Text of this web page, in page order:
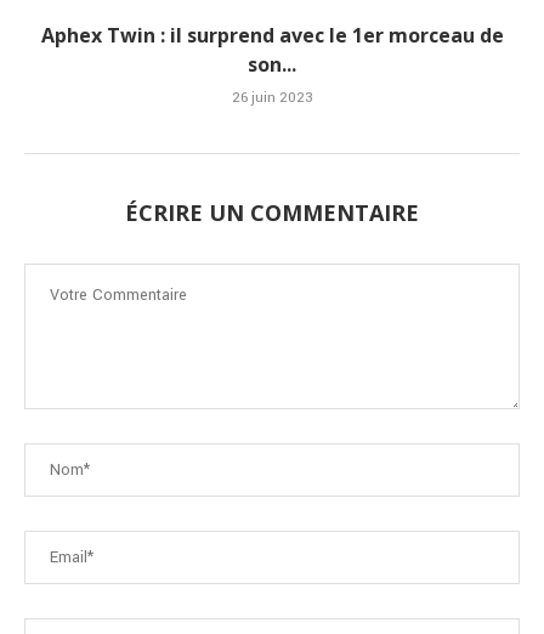
Aphex Twin : il surprend avec le 1er morceau de
son...
26 juin 2023
ÉCRIRE UN COMMENTAIRE